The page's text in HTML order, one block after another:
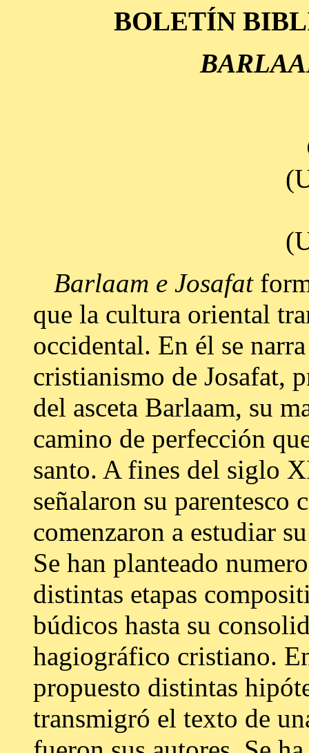
BOLETÍN
Barlaam e Josafat
que la cultura oriental
occidental. En él se
cristianismo de Josafat,
del asceta Barlaam, su
camino de perfección
santo. A fines del siglo
señalaron su parentesco
comenzaron a estudiar
Se han planteado
distintas etapas
búdicos hasta su
hagiográfico cristiano.
propuesto distintas
transmigró el texto de